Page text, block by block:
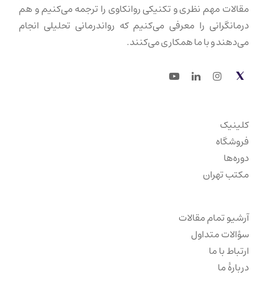
مقالات مهم نظری و تکنیکی روانکاوی را ترجمه می‌کنیم و هم
درمانگرانی را معرفی می‌کنیم که رواندرمانی تحلیلی انجام
می‌دهند و با ما همکاری می‌کنند.
Twitter
Instagram
LinkedIn
Youtube
کلینیک
فروشگاه
دوره‌ها
مکتب تهران
آرشیو تمام مقالات
سؤالات متداول
ارتباط با ما
دربارهٔ ما